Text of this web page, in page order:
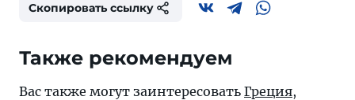
Скопировать ссылку
Также рекомендуем
Вас также могут заинтересовать Греция,